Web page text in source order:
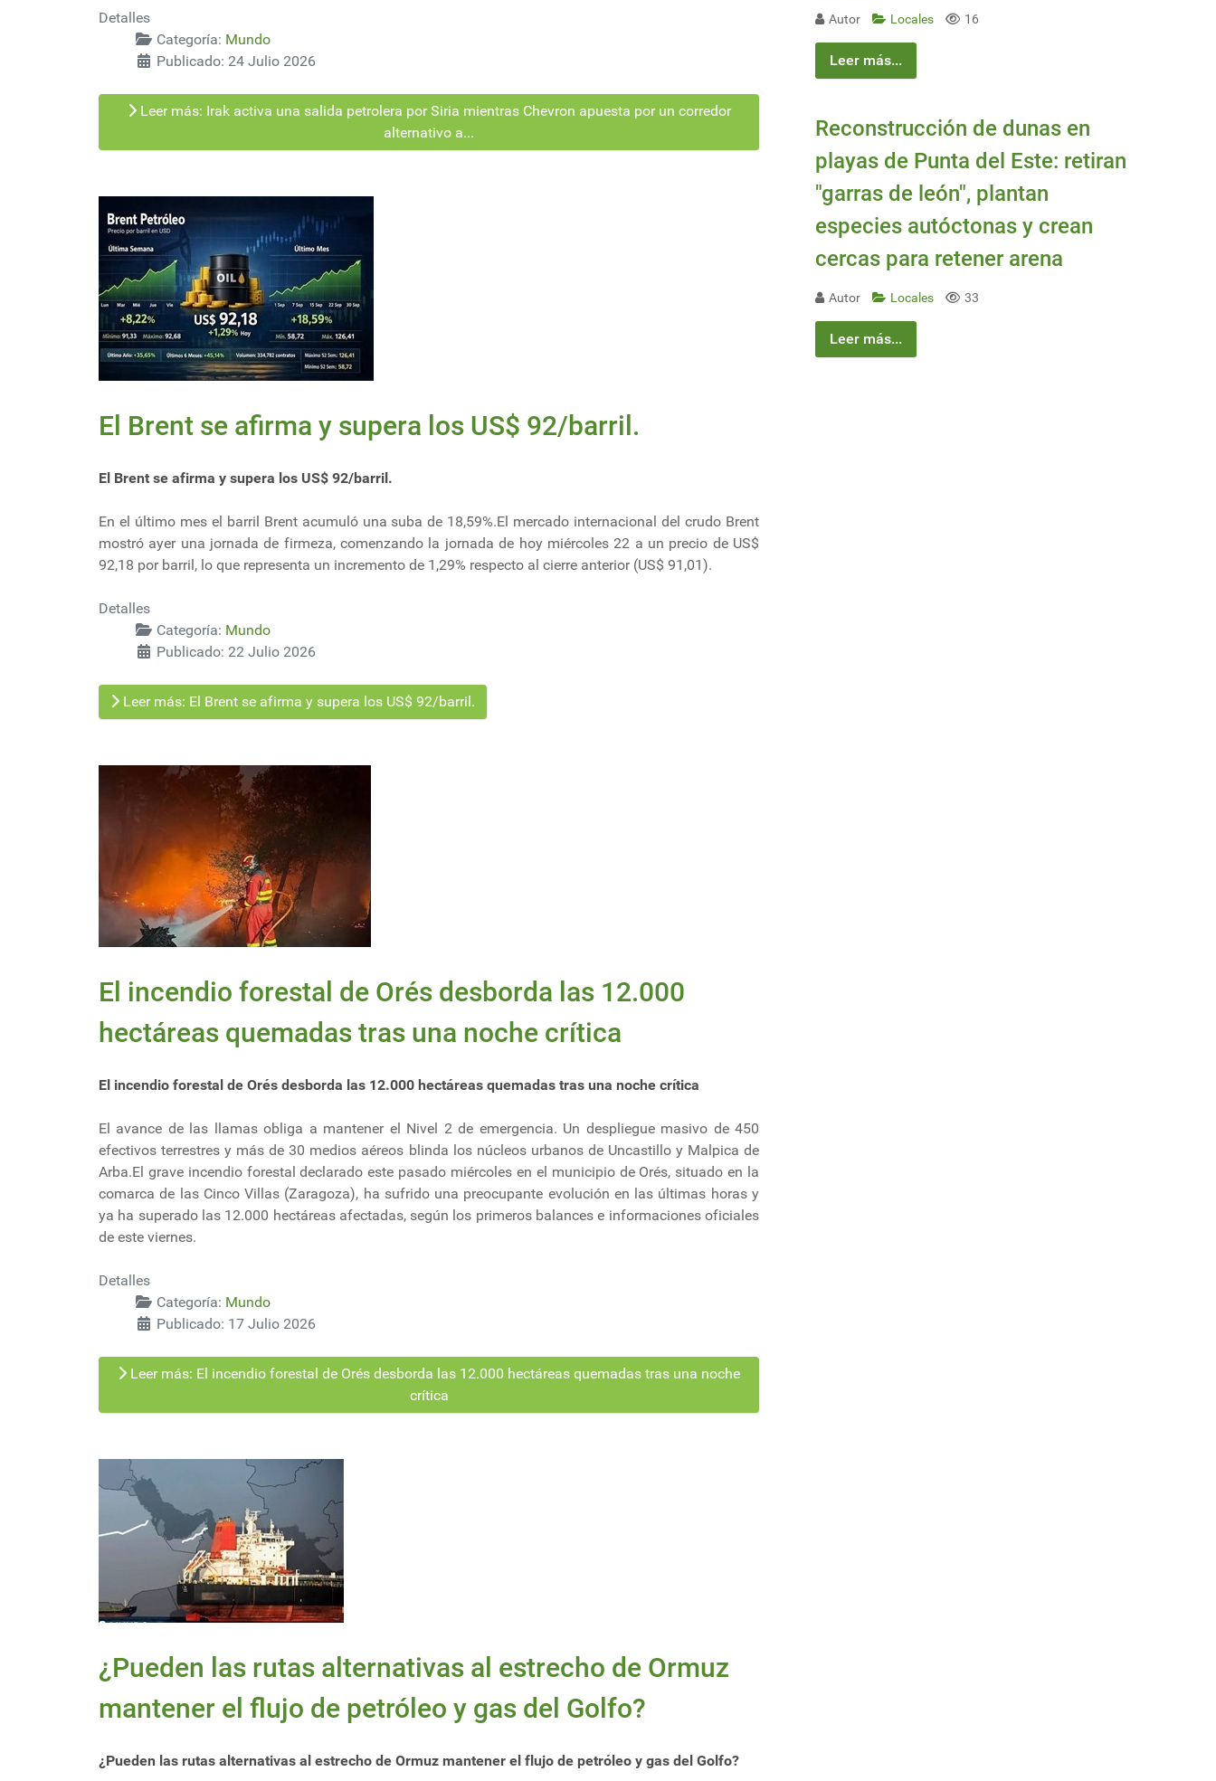
Detalles
Categoría: Mundo
Publicado: 24 Julio 2026
Leer más: Irak activa una salida petrolera por Siria mientras Chevron apuesta por un corredor
alternativo a...
El Brent se afirma y supera los US$ 92/barril.
El Brent se afirma y supera los US$ 92/barril.
En el último mes el barril Brent acumuló una suba de 18,59%.El mercado internacional del crudo Brent
mostró ayer una jornada de firmeza, comenzando la jornada de hoy miércoles 22 a un precio de US$
92,18 por barril, lo que representa un incremento de 1,29% respecto al cierre anterior (US$ 91,01).
Detalles
Categoría: Mundo
Publicado: 22 Julio 2026
Leer más: El Brent se afirma y supera los US$ 92/barril.
El incendio forestal de Orés desborda las 12.000
hectáreas quemadas tras una noche crítica
El incendio forestal de Orés desborda las 12.000 hectáreas quemadas tras una noche crítica
El avance de las llamas obliga a mantener el Nivel 2 de emergencia. Un despliegue masivo de 450
efectivos terrestres y más de 30 medios aéreos blinda los núcleos urbanos de Uncastillo y Malpica de
Arba.El grave incendio forestal declarado este pasado miércoles en el municipio de Orés, situado en la
comarca de las Cinco Villas (Zaragoza), ha sufrido una preocupante evolución en las últimas horas y
ya ha superado las 12.000 hectáreas afectadas, según los primeros balances e informaciones oficiales
de este viernes.
Detalles
Categoría: Mundo
Publicado: 17 Julio 2026
Leer más: El incendio forestal de Orés desborda las 12.000 hectáreas quemadas tras una noche
crítica
¿Pueden las rutas alternativas al estrecho de Ormuz
mantener el flujo de petróleo y gas del Golfo?
¿Pueden las rutas alternativas al estrecho de Ormuz mantener el flujo de petróleo y gas del Golfo?
Autor Locales 16
Leer más...
Reconstrucción de dunas en
playas de Punta del Este: retiran
"garras de león", plantan
especies autóctonas y crean
cercas para retener arena
Autor Locales 33
Leer más...